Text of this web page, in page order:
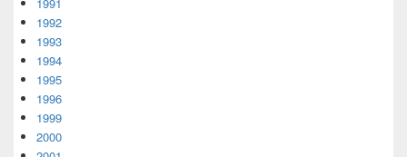
1991
1992
1993
1994
1995
1996
1999
2000